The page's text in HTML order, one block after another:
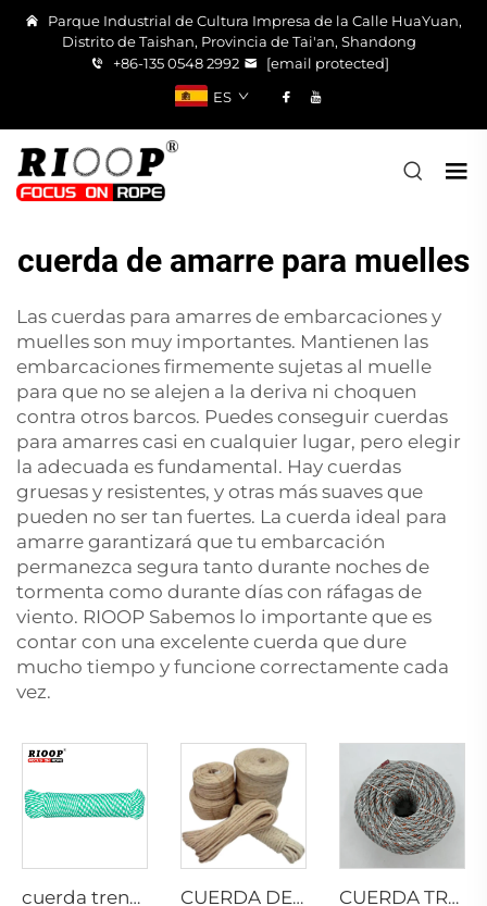
Parque Industrial de Cultura Impresa de la Calle HuaYuan,
Distrito de Taishan, Provincia de Tai'an, Shandong
+86-135 0548 2992
[email protected]
ES
cuerda de amarre para muelles
Las cuerdas para amarres de embarcaciones y
muelles son muy importantes. Mantienen las
embarcaciones firmemente sujetas al muelle
para que no se alejen a la deriva ni choquen
contra otros barcos. Puedes conseguir cuerdas
para amarres casi en cualquier lugar, pero elegir
la adecuada es fundamental. Hay cuerdas
gruesas y resistentes, y otras más suaves que
pueden no ser tan fuertes. La cuerda ideal para
amarre garantizará que tu embarcación
permanezca segura tanto durante noches de
tormenta como durante días con ráfagas de
viento. RIOOP Sabemos lo importante que es
contar con una excelente cuerda que dure
mucho tiempo y funcione correctamente cada
vez.
cuerda trenzada de 8 hilos CUERDA DE SISAL TRENZADA CUERDA TRENZADA DE PP CON PLOMO